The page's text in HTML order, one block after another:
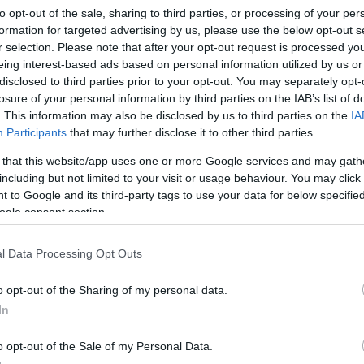
opt-out of the sale, sharing to third parties, or processing of your
for targeted advertising by us, please use the below opt-out
selection. Please note that after your opt-out request is processed
interest-based ads based on personal information utilized by us
to third parties prior to your opt-out. You may separately
of your personal information by third parties on the IAB’s list of
This information may also be disclosed by us to third parties on the
Participants that may further disclose it to other third parties.
that this website/app uses one or more Google services and may
but not limited to your visit or usage behaviour. You may
to Google and its third-party tags to use your data for below
consent section.
Data Processing Opt Outs
opt-out of the Sharing of my personal data.
opt-out of the Sale of my Personal Data.
forrásként a Google Keresőben!
egészen újszerű, korábban tabunak számító megküzdési
munkahelyi irányzat az úgynevezett
„loo lurking”
fordítható)jelensége, amelyre a Kickresume
készült kutatása hívta fel a figyelmet. A kifejezés
mellékhelyiségeket használják menedékként, amikor
és szükségük van egy privát szférára a
a válaszadók 44 százaléka vallotta be, hogy tartott már
Bár a legtöbb ilyen elvonulás alapvetően csak pár
10 százaléka elismerte, hogy alkalmanként
mentális terhek állnak:
a megkérdezettek 41 százaléka a
azért, mert sírnia kell a feszültségtől, 15 százalékuk
vészel át a zárt ajtók mögött.